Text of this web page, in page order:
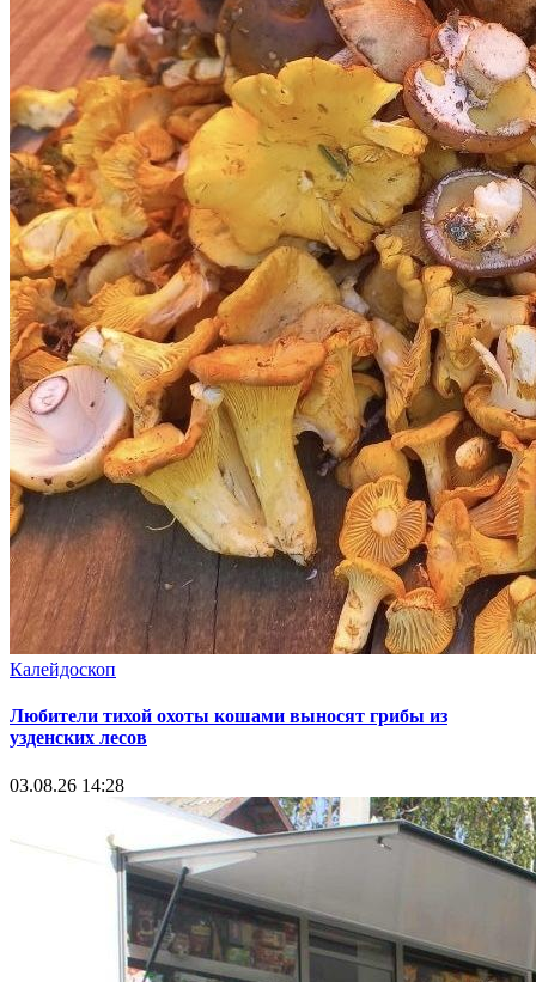
Калейдоскоп
Любители тихой охоты кошами выносят грибы из
узденских лесов
03.08.26 14:28